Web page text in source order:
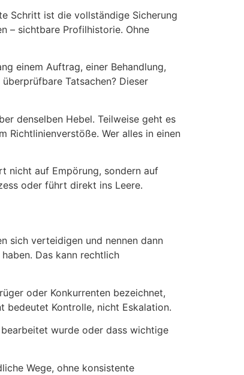
Schritt ist die vollständige Sicherung
– sichtbare Profilhistorie. Ohne
einem Auftrag, einer Behandlung,
Tatsachen? Dieser
denselben Hebel. Teilweise geht es
Richtlinienverstöße. Wer alles in einen
nicht auf Empörung, sondern auf
oder führt direkt ins Leere.
sich verteidigen und nennen dann
Das kann rechtlich
oder Konkurrenten bezeichnet,
bedeutet Kontrolle, nicht Eskalation.
wurde oder dass wichtige
Wege, ohne konsistente